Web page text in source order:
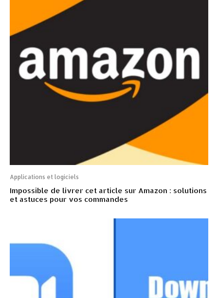
Applications et logiciels
Impossible de livrer cet article sur Amazon : solutions
et astuces pour vos commandes